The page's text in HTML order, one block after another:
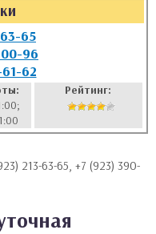
65
96
62
Рейтинг:
213-63-65, +7 (923) 390-